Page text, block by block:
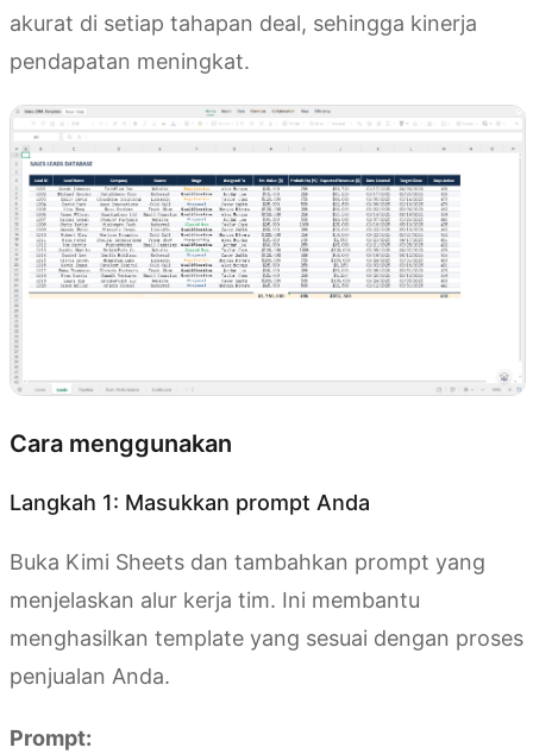
akurat di setiap tahapan deal, sehingga kinerja
pendapatan meningkat.
Cara menggunakan
Langkah 1: Masukkan prompt Anda
Buka Kimi Sheets dan tambahkan prompt yang
menjelaskan alur kerja tim. Ini membantu
menghasilkan template yang sesuai dengan proses
penjualan Anda.
Prompt: